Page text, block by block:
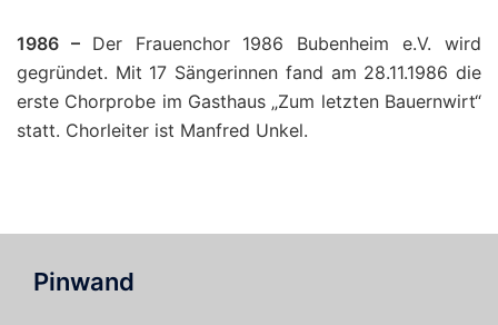
1986 – Der Frauenchor 1986 Bubenheim e.V. wird
gegründet. Mit 17 Sängerinnen fand am 28.11.1986 die
erste Chorprobe im Gasthaus „Zum letzten Bauernwirt“
statt. Chorleiter ist Manfred Unkel.
Pinwand